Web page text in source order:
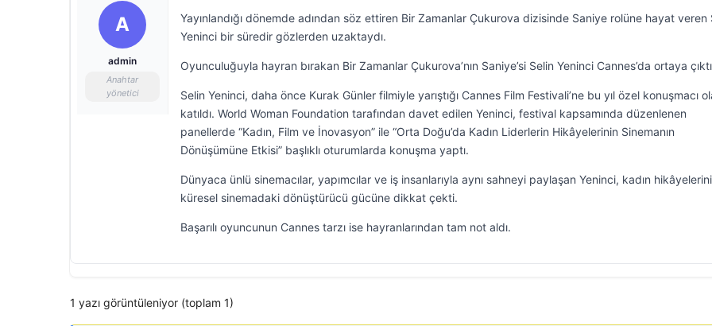
A
admin
Anahtar
yönetici
Yayınlandığı dönemde adından söz ettiren Bir Zamanlar Çukurova dizisinde Saniye rolüne hayat veren
Yeninci bir süredir gözlerden uzaktaydı.
Oyunculuğuyla hayran bırakan Bir Zamanlar Çukurova’nın Saniye’si Selin Yeninci Cannes’da ortaya
Selin Yeninci, daha önce Kurak Günler filmiyle yarıştığı Cannes Film Festivali’ne bu yıl özel konuşmacı
katıldı. World Woman Foundation tarafından davet edilen Yeninci, festival kapsamında düzenlenen
panellerde “Kadın, Film ve İnovasyon” ile “Orta Doğu’da Kadın Liderlerin Hikâyelerinin Sinemanın
Dönüşümüne Etkisi” başlıklı oturumlarda konuşma yaptı.
Dünyaca ünlü sinemacılar, yapımcılar ve iş insanlarıyla aynı sahneyi paylaşan Yeninci, kadın
küresel sinemadaki dönüştürücü gücüne dikkat çekti.
Başarılı oyuncunun Cannes tarzı ise hayranlarından tam not aldı.
1 yazı görüntüleniyor (toplam 1)